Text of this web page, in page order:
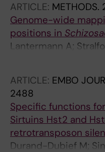
ARTICLE: METHODS.
Genome-wide
positions in
Lantermann A;
ARTICLE: EMBO
2488
Specific functions
Sirtuins Hst2 and
retrotransposon
Durand-Dubief M;